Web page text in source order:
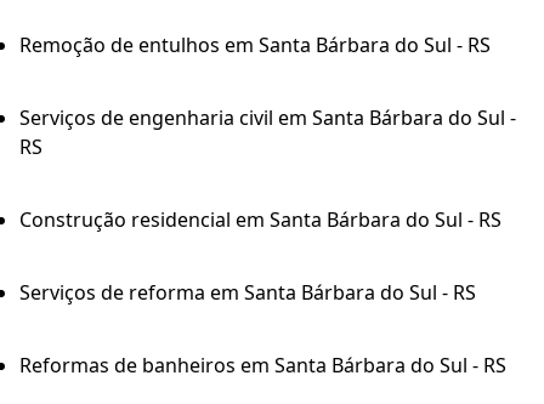
Remoção de entulhos em Santa Bárbara do Sul - RS
Serviços de engenharia civil em Santa Bárbara do Sul -
RS
Construção residencial em Santa Bárbara do Sul - RS
Serviços de reforma em Santa Bárbara do Sul - RS
Reformas de banheiros em Santa Bárbara do Sul - RS